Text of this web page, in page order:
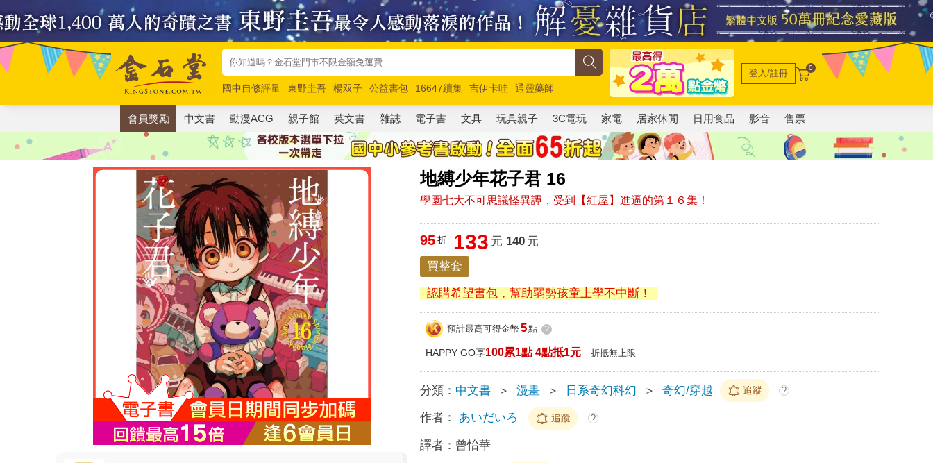
國中自修評量 東野圭吾 楊双子 公益書包 16647續集 吉伊卡哇
通靈藥師
唯紅花綻放
奧德賽 路邊攤新作 馬斯克 玩具總動員5 超慢跑
登入/註冊 0
會員獎勵 中文書 動漫ACG 親子館 英文書 雜誌 電子書 文具 玩具親子 3C電玩 家電 居家休閒 日用食品 影音 售票
地縛少年花子君 16
學園七大不可思議怪異譚，受到【紅屋】進逼的第１６集！
95 折 133 元 140元
買整套
認購希望書包，幫助弱勢孩童上學不中斷！
預計最高可得金幣 5點 ?
HAPPY GO享100累1點 4點抵1元 折抵無上限
分類： 中文書 ＞ 漫畫 ＞ 日系奇幻科幻 ＞ 奇幻/穿越 追蹤 ?
作者： あいだいろ 追蹤 ?
譯者： 曾怡華